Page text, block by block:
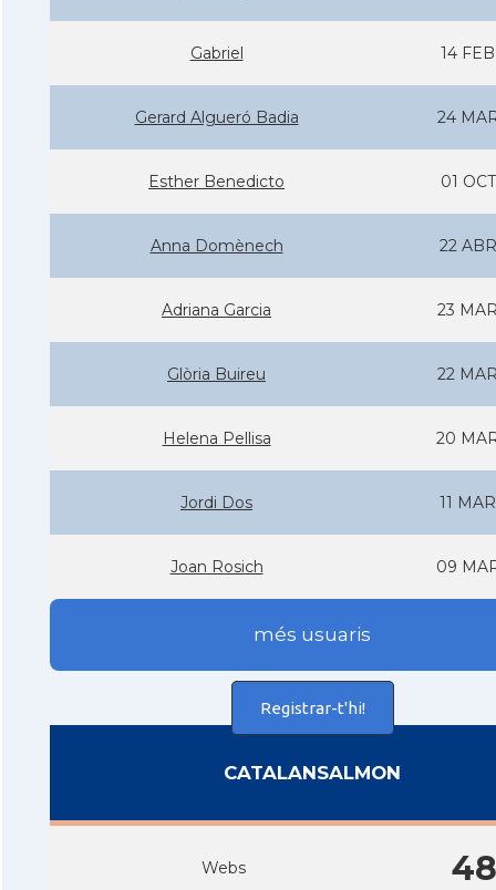
Gabriel 14
Gerard Algueró Badia 24
Esther Benedicto 01
Anna Domènech 22
Adriana Garcia 23
Glòria Buireu 22
Helena Pellisa 20
Jordi Dos 11
Joan Rosich 09
més usuaris
Registrar-t'hi!
CATALANSALMON
Webs